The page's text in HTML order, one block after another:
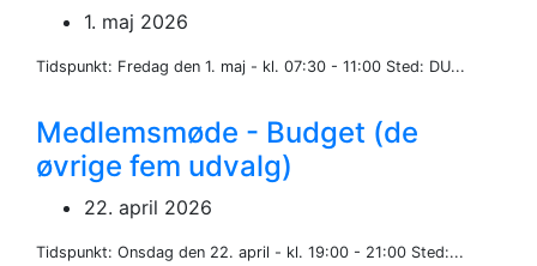
1. maj 2026
Tidspunkt: Fredag den 1. maj - kl. 07:30 - 11:00 Sted: DU...
Medlemsmøde - Budget (de
øvrige fem udvalg)
22. april 2026
Tidspunkt: Onsdag den 22. april - kl. 19:00 - 21:00 Sted:...